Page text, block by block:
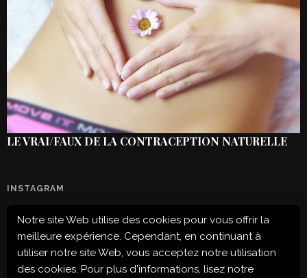
LE VRAI/FAUX DE LA CONTRACEPTION NATURELLE
INSTAGRAM
Configuration error or no pictures...
Notre site Web utilise des cookies pour vous offrir la
meilleure expérience. Cependant, en continuant à
utiliser notre site Web, vous acceptez notre utilisation
des cookies. Pour plus d'informations, lisez notre